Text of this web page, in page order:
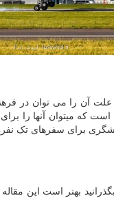
علت آن را می توان در
که میتوان آنها را
برای سفرهای تک
بهتر است این